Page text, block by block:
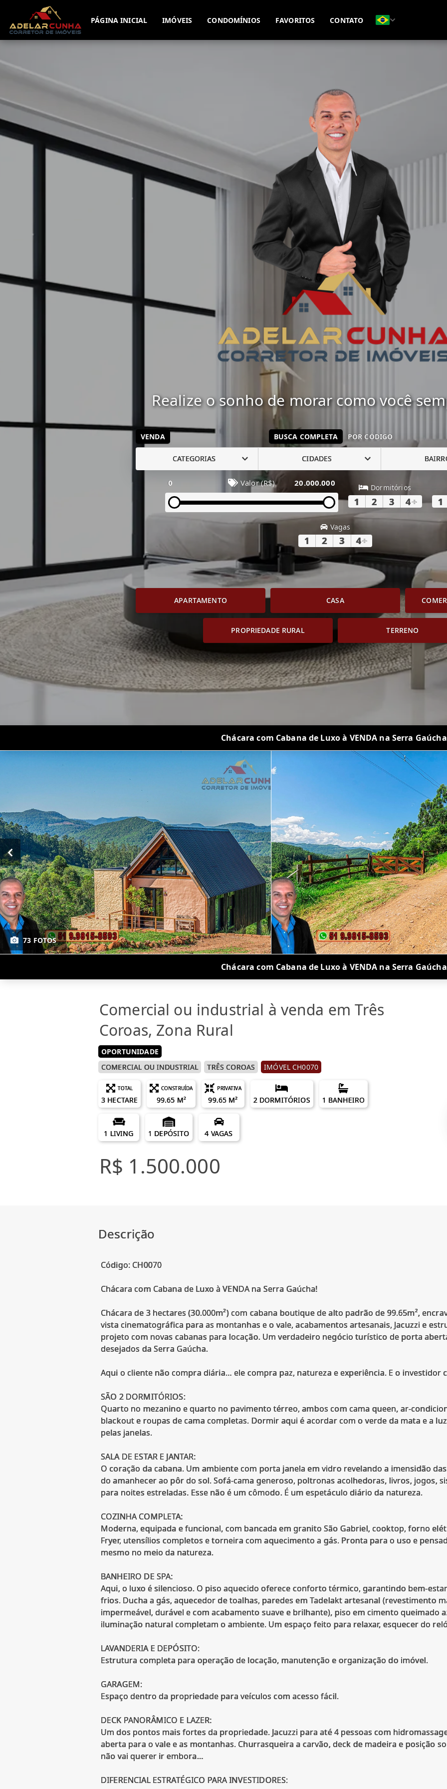
(51) 99815-8593 (51) 99695-7771
PÁGINA INICIAL IMÓVEIS CONDOMÍNIOS FAVORITOS CONTATO
Realize o sonho de morar como você
VENDA BUSCA COMPLETA POR CÓDIGO
CATEGORIAS CIDADES
0 Valor (R$) 20.000.000 Dormitórios
1 2 3 4+ 1
Vagas
1 2 3 4+
APARTAMENTO CASA
PROPRIEDADE RURAL TERRENO
Chácara com Cabana de Luxo à VENDA na Serra
73 FOTOS
Chácara com Cabana de Luxo à VENDA na Serra
Comercial ou industrial à venda em Três
Coroas, Zona Rural
OPORTUNIDADE
COMERCIAL OU INDUSTRIAL
TRÊS COROAS IMÓVEL CH0070
TOTAL
3 HECTARE
CONSTRUÍDA
99.65 M²
PRIVATIVA
99.65 M² 2 DORMITÓRIOS 1 BANHEIRO
1 LIVING 1 DEPÓSITO 4 VAGAS
R$ 1.500.000
Descrição
Código: CH0070
Chácara com Cabana de Luxo à VENDA na Serra Gaúcha!
Chácara de 3 hectares (30.000m²) com cabana boutique de alto padrão de 99.65m²,
vista cinematográfica para as montanhas e o vale, acabamentos artesanais, Jacuzzi e
projeto com novas cabanas para locação. Um verdadeiro negócio turístico de porta
desejados da Serra Gaúcha.
Aqui o cliente não compra diária… ele compra paz, natureza e experiência. E o
SÃO 2 DORMITÓRIOS:
Quarto no mezanino e quarto no pavimento térreo, ambos com cama queen, ar-
blackout e roupas de cama completas. Dormir aqui é acordar com o verde da mata e a
pelas janelas.
SALA DE ESTAR E JANTAR:
O coração da cabana. Um ambiente com porta janela em vidro revelando a imensidão
do amanhecer ao pôr do sol. Sofá-cama generoso, poltronas acolhedoras, livros, jogos,
para noites estreladas. Esse não é um cômodo. É um espetáculo diário da natureza.
COZINHA COMPLETA:
Moderna, equipada e funcional, com bancada em granito São Gabriel, cooktop, forno
Fryer, utensílios completos e torneira com aquecimento a gás. Pronta para o uso e
mesmo no meio da natureza.
BANHEIRO DE SPA:
Aqui, o luxo é silencioso. O piso aquecido oferece conforto térmico, garantindo bem-
frios. Ducha a gás, aquecedor de toalhas, paredes em Tadelakt artesanal (revestimento
impermeável, durável e com acabamento suave e brilhante), piso em cimento queimado
iluminação natural completam o ambiente. Um espaço feito para relaxar, esquecer do
LAVANDERIA E DEPÓSITO:
Estrutura completa para operação de locação, manutenção e organização do imóvel.
GARAGEM:
Espaço dentro da propriedade para veículos com acesso fácil.
DECK PANORÂMICO E LAZER:
Um dos pontos mais fortes da propriedade. Jacuzzi para até 4 pessoas com
aberta para o vale e as montanhas. Churrasqueira a carvão, deck de madeira e posição
não vai querer ir embora…
DIFERENCIAL ESTRATÉGICO PARA INVESTIDORES: